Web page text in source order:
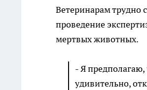
Ветеринарам трудно
проведение
мертвых животных.
- Я
удивительно,